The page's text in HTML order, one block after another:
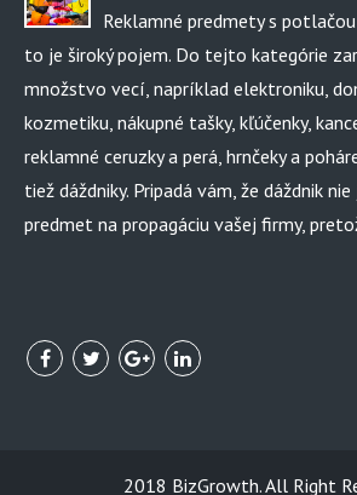
Reklamné predmety s
to je široký pojem. Do tejto kategórie
množstvo vecí, napríklad elektroniku,
kozmetiku, nákupné tašky, kľúčenky,
reklamné ceruzky a perá, hrnčeky a
tiež dáždniky. Pripadá vám, že dáždnik
predmet na propagáciu vašej firmy,
2018 BizGrowth. All Right